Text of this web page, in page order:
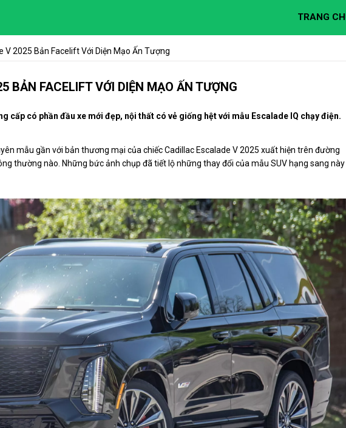
TRANG
V 2025 Bản Facelift Với Diện Mạo Ấn Tượng
BẢN FACELIFT VỚI DIỆN MẠO ẤN TƯỢNG
cấp có phần đầu xe mới đẹp, nội thất có vẻ giống hệt với mẫu Escalade IQ chạy điện.
mẫu gần với bản thương mại của chiếc Cadillac Escalade V 2025 xuất hiện trên đường
thường nào. Những bức ảnh chụp đã tiết lộ những thay đổi của mẫu SUV hạng sang